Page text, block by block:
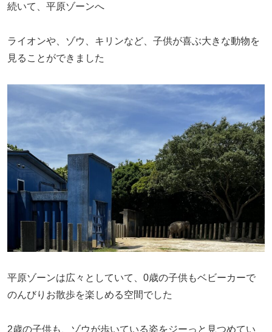
続いて、平原ゾーンへ
ライオンや、ゾウ、キリンなど、子供が喜ぶ大きな動物を
見ることができました
平原ゾーンは広々としていて、0歳の子供もベビーカーで
のんびりお散歩を楽しめる空間でした
2歳の子供も、ゾウが歩いている姿をジーっと見つめてい